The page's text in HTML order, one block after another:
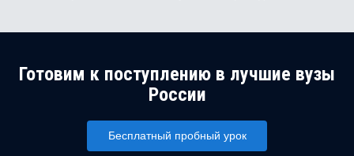
Готовим к поступлению в лучшие вузы
России
Бесплатный пробный урок